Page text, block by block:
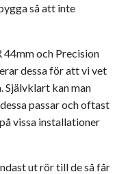
så att inte
och Precision
dessa för att vi vet
Självklart kan man
passar och oftast
vissa installationer
ut rör till de så får